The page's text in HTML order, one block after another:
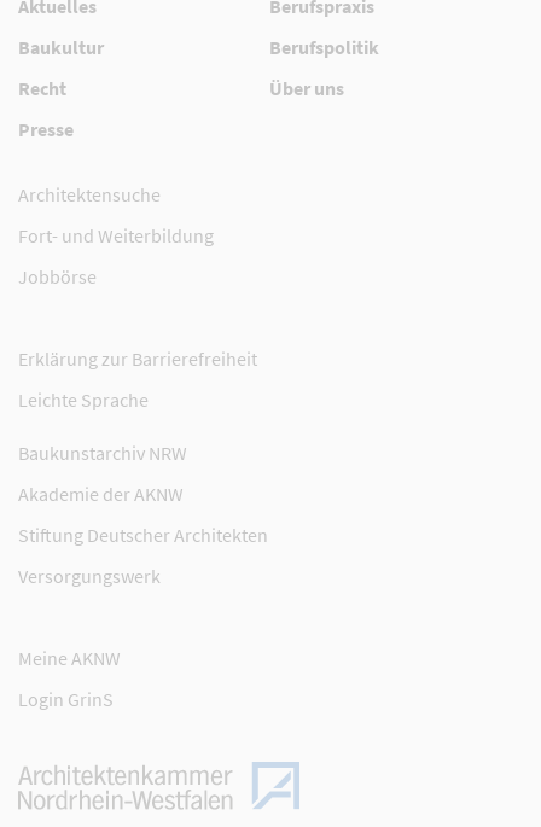
Aktuelles
Berufspraxis
Baukultur
Berufspolitik
Recht
Über uns
Presse
Architektensuche
Fort- und Weiterbildung
Jobbörse
Erklärung zur Barrierefreiheit
Leichte Sprache
Baukunstarchiv NRW
Akademie der AKNW
Stiftung Deutscher Architekten
Versorgungswerk
Meine AKNW
Login GrinS